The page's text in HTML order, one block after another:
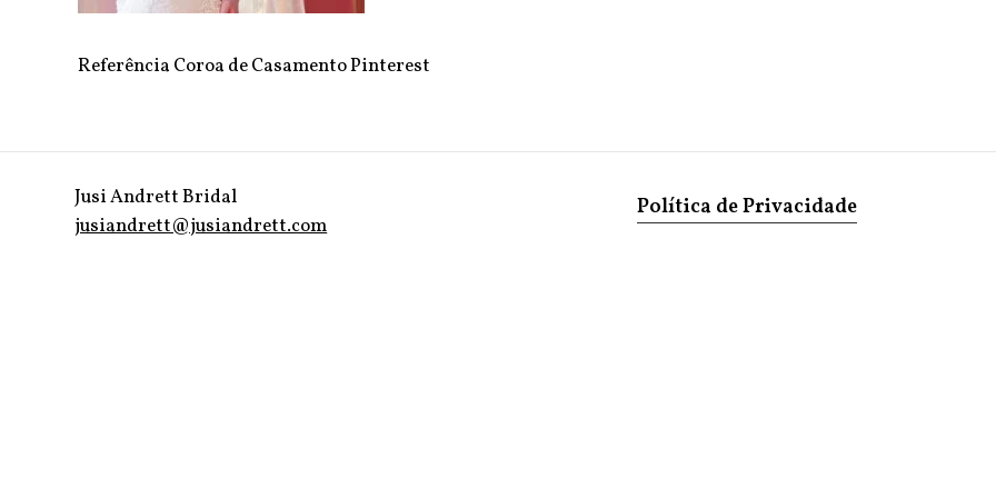
Referência Coroa de Casamento Pinterest
Jusi Andrett Bridal
jusiandrett@jusiandrett.com
Política de Privacidade